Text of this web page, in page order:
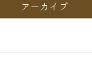
アーカイブ